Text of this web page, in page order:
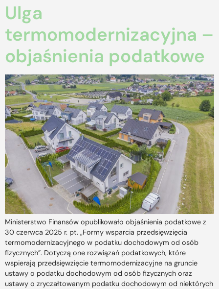
Ulga
termomodernizacyjna –
objaśnienia podatkowe
Ministerstwo Finansów opublikowało objaśnienia podatkowe z
30 czerwca 2025 r. pt. „Formy wsparcia przedsięwzięcia
termomodernizacyjnego w podatku dochodowym od osób
fizycznych”. Dotyczą one rozwiązań podatkowych, które
wspierają przedsięwzięcie termomodernizacyjne na gruncie
ustawy o podatku dochodowym od osób fizycznych oraz
ustawy o zryczałtowanym podatku dochodowym od niektórych